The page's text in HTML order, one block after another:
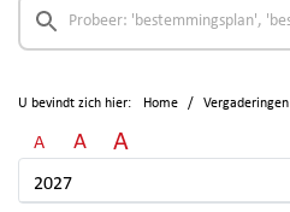
U bevindt zich hier: Home Vergaderingen
A A A
2027